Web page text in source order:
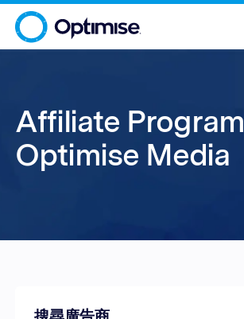
Affiliate Program |
Optimise Media